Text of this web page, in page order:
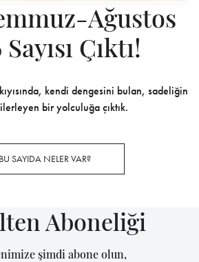
Ağustos
Çıktı!
kendi dengesini bulan, sadeliğin
bir yolculuğa çıktık.
BU SAYIDA NELER VAR?
Aboneliği
şimdi abone olun,